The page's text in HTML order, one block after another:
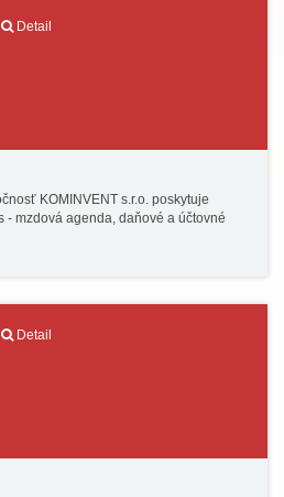
Detail
KOMINVENT s.r.o. poskytuje
- mzdová agenda, daňové a účtovné
Detail